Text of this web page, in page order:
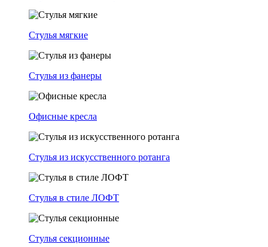
Стулья мягкие
Стулья из фанеры
Офисные кресла
Стулья из искусственного ротанга
Стулья в стиле ЛОФТ
Стулья секционные